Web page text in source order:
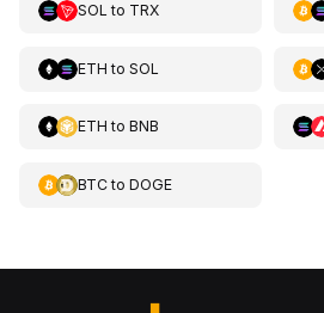
SOL to TRX
ETH to SOL
ETH to BNB
BTCto DOGE